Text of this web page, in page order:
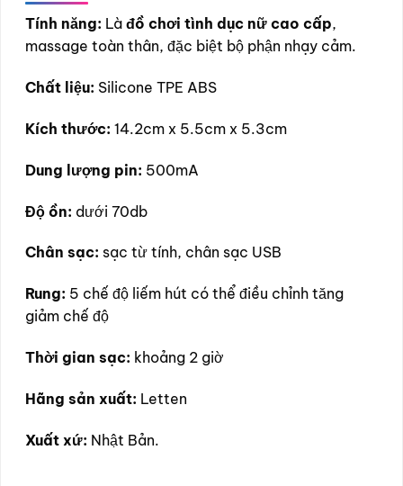
Tính năng: Là đồ chơi tình dục nữ cao cấp,
massage toàn thân, đặc biệt bộ phận nhạy cảm.
Chất liệu: Silicone TPE ABS
Kích thước: 14.2cm x 5.5cm x 5.3cm
Dung lượng pin: 500mA
Độ ồn: dưới 70db
Chân sạc: sạc từ tính, chân sạc USB
Rung: 5 chế độ liếm hút có thể điều chỉnh tăng
giảm chế độ
Thời gian sạc: khoảng 2 giờ
Hãng sản xuất: Letten
Xuất xứ: Nhật Bản.